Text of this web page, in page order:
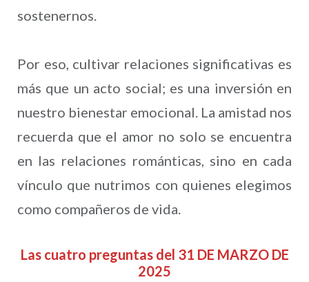
sostenernos.
Por eso, cultivar relaciones significativas es
más que un acto social; es una inversión en
nuestro bienestar emocional. La amistad nos
recuerda que el amor no solo se encuentra
en las relaciones románticas, sino en cada
vínculo que nutrimos con quienes elegimos
como compañeros de vida.
Las cuatro preguntas del 31 DE MARZO DE
2025